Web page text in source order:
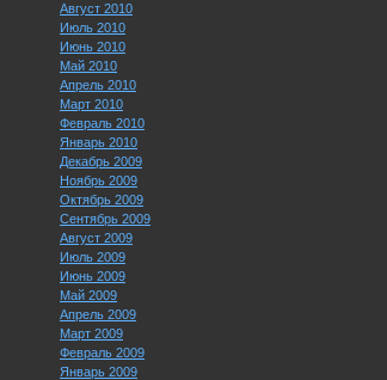
Август 2010
Июль 2010
Июнь 2010
Май 2010
Апрель 2010
Март 2010
Февраль 2010
Январь 2010
Декабрь 2009
Ноябрь 2009
Октябрь 2009
Сентябрь 2009
Август 2009
Июль 2009
Июнь 2009
Май 2009
Апрель 2009
Март 2009
Февраль 2009
Январь 2009